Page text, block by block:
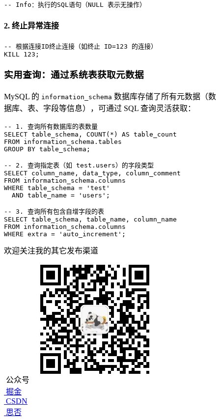
-- Info：执行的SQL语句（NULL 表示无操作）
2. 终止异常连接
-- 根据连接ID终止连接（如终止 ID=123 的连接）
KILL 123 ;
实用查询：通过系统表获取元数据
MySQL 的 information_schema 数据库存储了所有元数据（数
据库、表、字段等信息），可通过 SQL 查询灵活获取：
-- 1. 查询所有数据库的表数量
SELECT table_schema, COUNT( * ) AS
FROM
GROUP BY table_schema;
-- 2. 查询指定表（如 test.users）的字段类型
SELECT
FROM
WHERE table_schema =
'test'
AND table_name = 'users' ;
-- 3. 查询所有包含自增字段的表
SELECT
FROM
WHERE extra = 'auto_increment' ;
欢迎关注我的其它发布渠道
公众号
掘金
CSDN
思否